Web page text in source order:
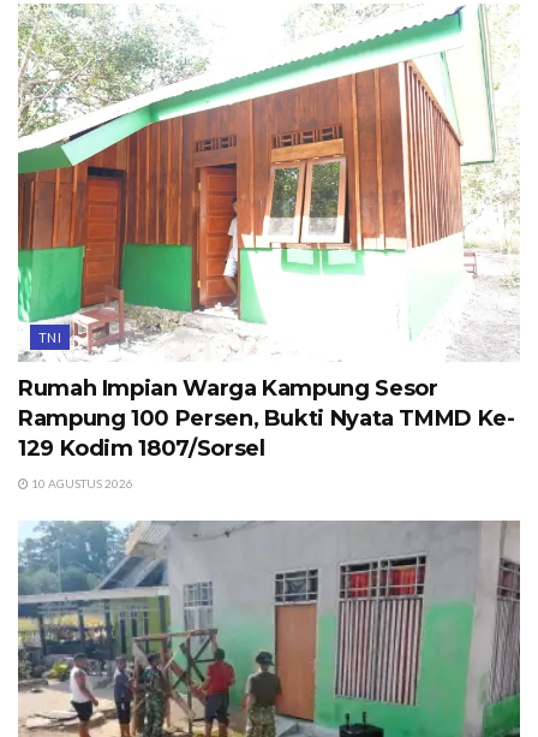
TNI
Rumah Impian Warga Kampung Sesor
Rampung 100 Persen, Bukti Nyata TMMD Ke-
129 Kodim 1807/Sorsel
10 AGUSTUS 2026